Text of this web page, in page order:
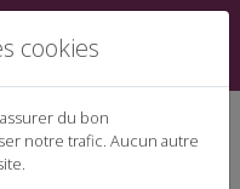
cookies
du bon
notre trafic. Aucun autre